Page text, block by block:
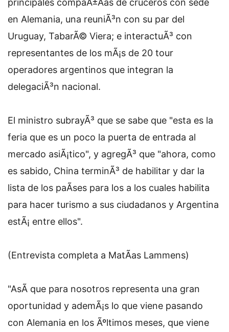
principales compaÃ±Ã­as de cruceros con sede
en Alemania, una reuniÃ³n con su par del
Uruguay, TabarÃ© Viera; e interactuÃ³ con
representantes de los mÃ¡s de 20 tour
operadores argentinos que integran la
delegaciÃ³n nacional.
El ministro subrayÃ³ que se sabe que "esta es la
feria que es un poco la puerta de entrada al
mercado asiÃ¡tico", y agregÃ³ que "ahora, como
es sabido, China terminÃ³ de habilitar y dar la
lista de los paÃ­ses para los a los cuales habilita
para hacer turismo a sus ciudadanos y Argentina
estÃ¡ entre ellos".
(Entrevista completa a MatÃ­as Lammens)
"AsÃ­ que para nosotros representa una gran
oportunidad y ademÃ¡s lo que viene pasando
con Alemania en los Ãºltimos meses, que viene